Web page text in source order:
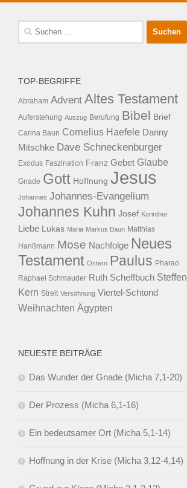
Suche
nach:
TOP-BEGRIFFE
Abraham Advent Altes Testament
Auferstehung Auszug Berufung Bibel Brief
Carina Baun Cornelius Haefele Danny
Mitschke Dave Schneckenburger
Exodus Faszination Franz Gebet Glaube
Gnade Gott Hoffnung Jesus
Johannes Johannes-Evangelium
Johannes Kuhn Josef Korinther
Liebe Lukas Maria Markus Baun Matthias
Hanßmann Mose Nachfolge Neues
Testament Ostern Paulus Pharao
Raphael Schmauder Ruth Scheffbuch Steffen
Kern Streit Versöhnung Viertel-Schtond
Weihnachten Ägypten
NEUESTE BEITRÄGE
Das Wunder der Gnade (Micha 7,1-20)
Der Prozess (Micha 6,1-16)
Ein bedeutsamer Ort (Micha 5,1-14)
Hoffnung in der Krise (Micha 3,12-4,14)